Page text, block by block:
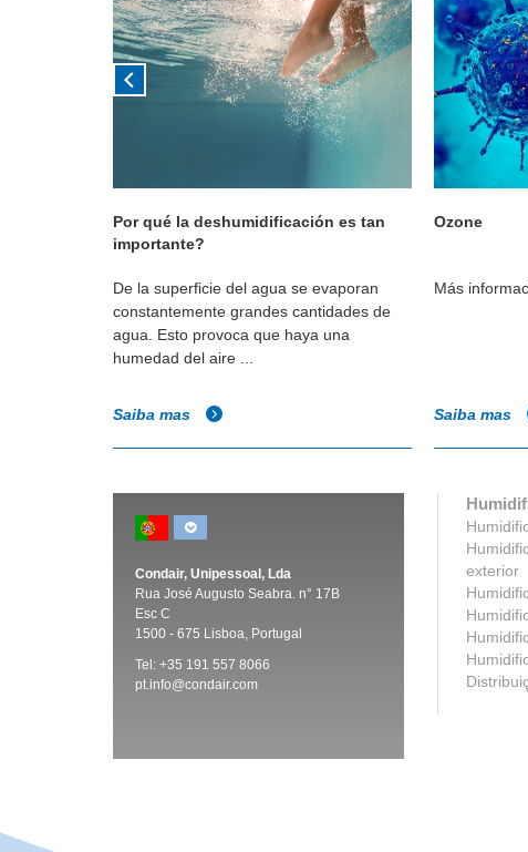
Por qué la deshumidificación es tan
importante?
De la superficie del agua se evaporan
constantemente grandes cantidades de
agua. Esto provoca que haya una
humedad del aire ...
Saiba mas
Ozone
Más
Saiba mas
Condair, Unipessoal, Lda
Rua José Augusto Seabra. n° 17B
Esc C
1500 - 675 Lisboa, Portugal
Tel: +35 191 557 8066
pt.info@condair.com
exterior